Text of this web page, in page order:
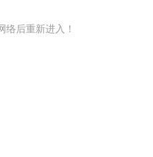
络后重新进入！